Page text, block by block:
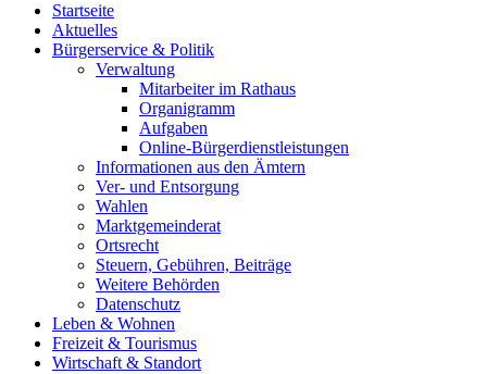
Startseite
Aktuelles
Bürgerservice & Politik
Verwaltung
Mitarbeiter im Rathaus
Organigramm
Aufgaben
Online-Bürgerdienstleistungen
Informationen aus den Ämtern
Ver- und Entsorgung
Wahlen
Marktgemeinderat
Ortsrecht
Steuern, Gebühren, Beiträge
Weitere Behörden
Datenschutz
Leben & Wohnen
Freizeit & Tourismus
Wirtschaft & Standort